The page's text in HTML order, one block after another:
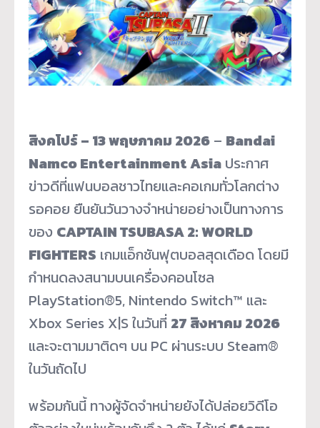
สิงคโปร์ – 13 พฤษภาคม 2026 – Bandai
Namco Entertainment Asia ประกาศ
ข่าวดีที่แฟนบอลชาวไทยและคอเกมทั่วโลกต่าง
รอคอย ยืนยันวันวางจำหน่ายอย่างเป็นทางการ
ของ CAPTAIN TSUBASA 2: WORLD
FIGHTERS เกมแอ็กชันฟุตบอลสุดเดือด โดยมี
กำหนดลงสนามบนเครื่องคอนโซล
PlayStation®5, Nintendo Switch™ และ
Xbox Series X|S ในวันที่ 27 สิงหาคม 2026
และจะตามมาติดๆ บน PC ผ่านระบบ Steam®
ในวันถัดไป
พร้อมกันนี้ ทางผู้จัดจำหน่ายยังได้ปล่อยวิดีโอ